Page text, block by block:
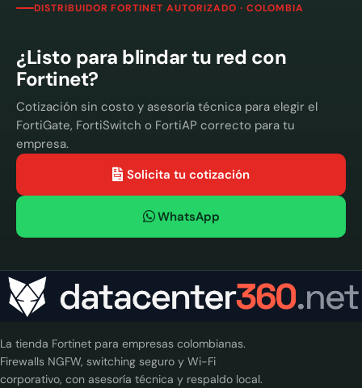
DISTRIBUIDOR FORTINET AUTORIZADO · COLOMBIA
¿Listo para blindar tu red con
Fortinet?
Cotización sin costo y asesoría técnica para elegir el
FortiGate, FortiSwitch o FortiAP correcto para tu
empresa.
Solicita tu cotización
WhatsApp
La tienda Fortinet para empresas colombianas.
Firewalls NGFW, switching seguro y Wi-Fi
corporativo, con asesoría técnica y respaldo local.